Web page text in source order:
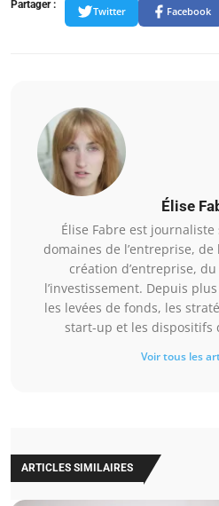
Partager :
Twitter Facebook
Élise
Élise Fabre est
domaines de l’entreprise,
création d’entreprise,
l’investissement. Depuis
les levées de fonds, les
start-up et les dispositifs
Voir tous les
ARTICLES SIMILAIRES